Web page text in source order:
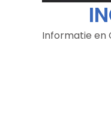
Informatie en